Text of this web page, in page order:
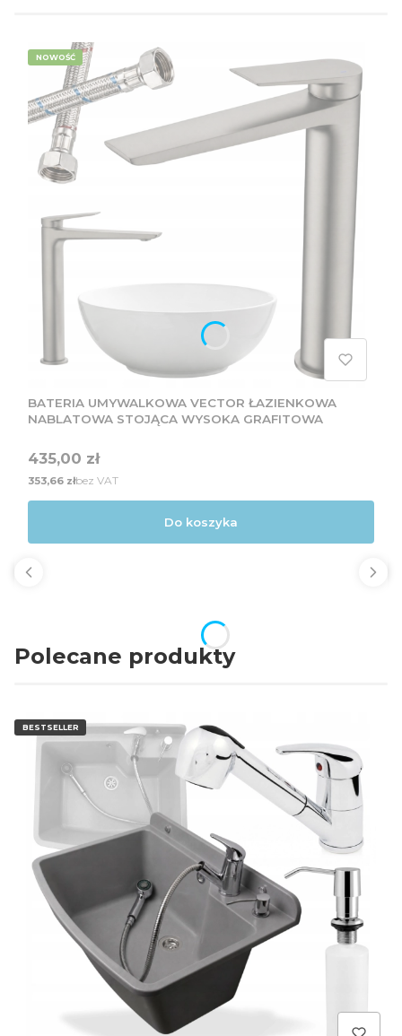
NOWOŚĆ
BATERIA UMYWALKOWA VECTOR ŁAZIENKOWA
NABLATOWA STOJĄCA WYSOKA GRAFITOWA
Cena
435,00 zł
Cena
353,66 złbez VAT
Do koszyka
Polecane produkty
BESTSELLER